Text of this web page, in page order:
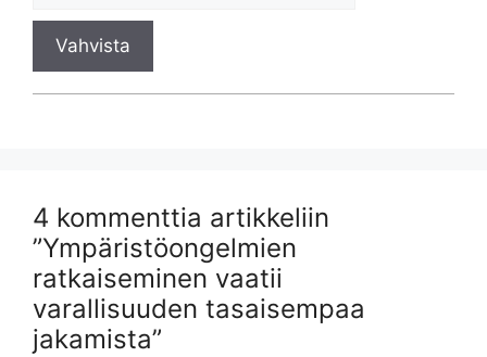
4 kommenttia artikkeliin
”Ympäristöongelmien
ratkaiseminen vaatii
varallisuuden tasaisempaa
jakamista”